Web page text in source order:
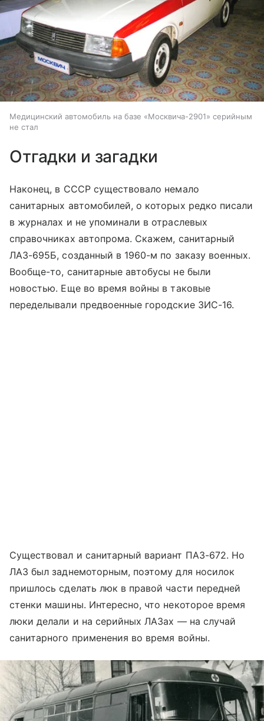
Медицинский автомобиль на базе «Москвича-2901» серийным
не стал
Отгадки и загадки
Наконец, в СССР существовало немало
санитарных автомобилей, о которых редко писали
в журналах и не упоминали в отраслевых
справочниках автопрома. Скажем, санитарный
ЛАЗ-695Б, созданный в 1960-м по заказу военных.
Вообще-то, санитарные автобусы не были
новостью. Еще во время войны в таковые
переделывали предвоенные городские ЗИС-16.
Существовал и санитарный вариант ПАЗ-672. Но
ЛАЗ был заднемоторным, поэтому для носилок
пришлось сделать люк в правой части передней
стенки машины. Интересно, что некоторое время
люки делали и на серийных ЛАЗах — на случай
санитарного применения во время войны.